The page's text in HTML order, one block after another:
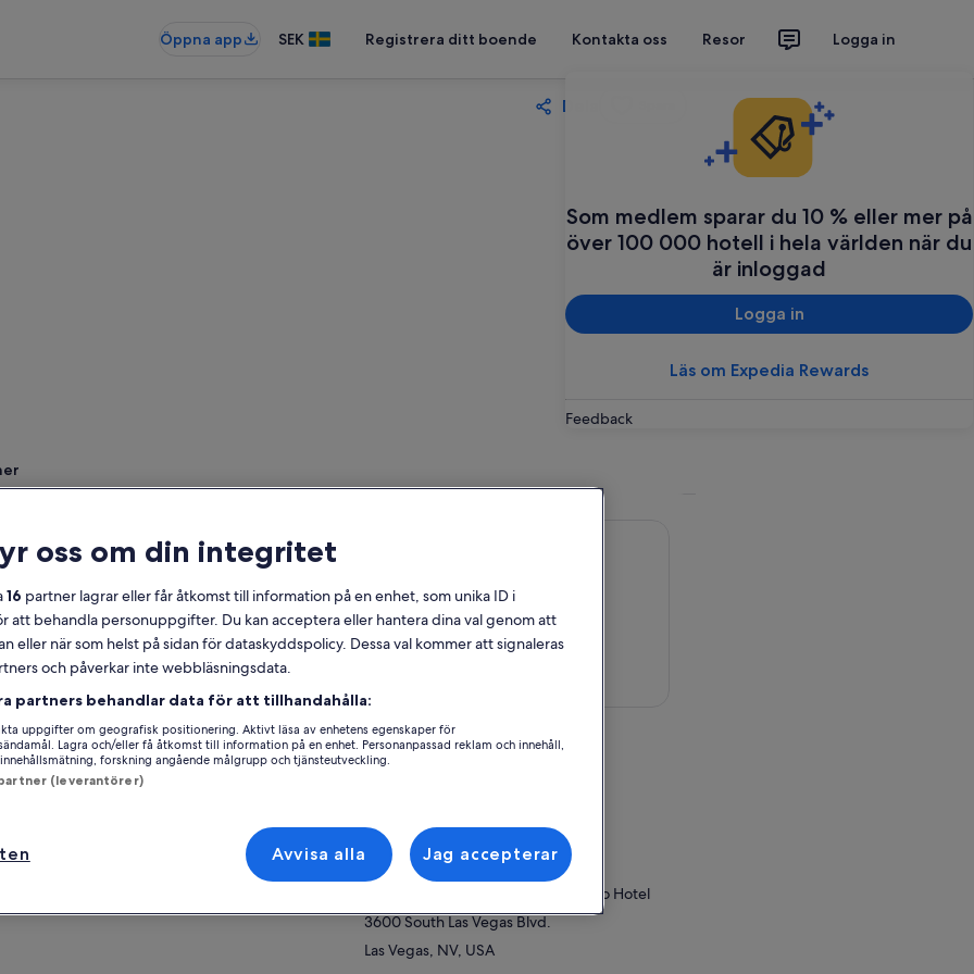
Öppna app SEK Registrera ditt boende Kontakta oss Resor Logga in
Som medlem sparar du 10 % eller mer på
över 100 000 hotell i hela världen när du
är inloggad
Logga in
Läs om Expedia Rewards
Feedback
Dela
1 tim 30 min
Kupong på
Bekräftas direkt
Spännande produktion som utförs över en
vattenfylld scen
Vatten, eld, koreografi och spännande
akrobatik
Fascinerande konstsimmare och vågade
En modern och uppslukande teater sätter
stämningen för denna fantastisk föreställning
Aktivitetsplats
Las Vegas, NV, USA
Mötesplats/plats för inlösen
O Theater Box Office at the Bellagio Hotel
3600 South Las Vegas Blvd.
Las Vegas, NV, USA
oss om din integritet
16 partner lagrar eller får åtkomst till information på en enhet, som unika ID i
att behandla personuppgifter. Du kan acceptera eller hantera dina val genom att
eller när som helst på sidan för dataskyddspolicy. Dessa val kommer att signaleras
och påverkar inte webbläsningsdata.
partners behandlar data för att tillhandahålla:
uppgifter om geografisk positionering. Aktivt läsa av enhetens egenskaper för
Lagra och/eller få åtkomst till information på en enhet. Personanpassad reklam och innehåll,
forskning angående målgrupp och tjänsteutveckling.
(leverantörer)
Avvisa alla Jag accepterar